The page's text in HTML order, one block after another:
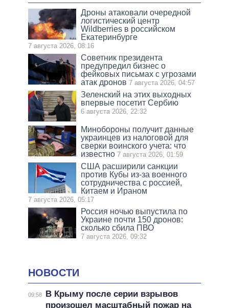
Дроны атаковали очередной
логистический центр
Wildberries в российском
Екатеринбурге
7 августа 2026, 08:16
Советник президента
предупредил бизнес о
фейковых письмах с угрозами
атак дронов 7 августа 2026, 04:57
Зеленский на этих выходных
впервые посетит Сербию
6 августа 2026, 22:32
Минобороны получит данные
украинцев из налоговой для
сверки воинского учета: что
известно 7 августа 2026, 01:59
США расширили санкции
против Кубы из-за военного
сотрудничества с россией,
Китаем и Ираном
7 августа 2026, 05:17
Россия ночью выпустила по
Украине почти 150 дронов:
сколько сбила ПВО
7 августа 2026, 09:32
НОВОСТИ
09:58
В Крыму после серии взрывов
произошел масштабный пожар на